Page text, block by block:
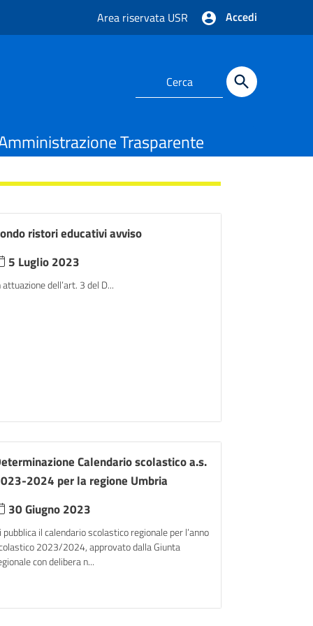
Area riservata USR Accedi
Trasparente
ristori educativi avviso
5 Luglio 2023
attuazione dell’art. 3 del D...
Calendario scolastico a.s.
2024 per la regione Umbria
30 Giugno 2023
pubblica il calendario scolastico regionale per l’anno
2023/2024, approvato dalla Giunta
con delibera n...